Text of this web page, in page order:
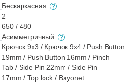
Бескаркасная
2
650 / 480
Асимметричный
Крючок 9x3 / Крючок 9x4 / Push Button
19mm / Push Button 16mm / Pinch
Tab / Side Pin 22mm / Side Pin
17mm / Top lock / Bayonet